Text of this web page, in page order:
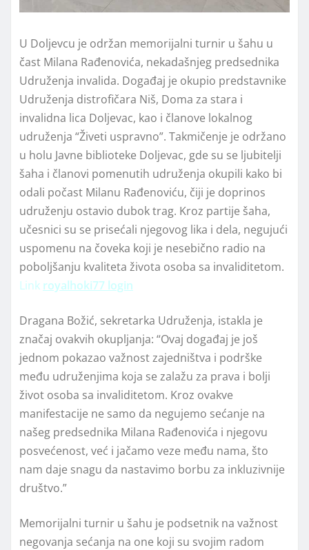
U Doljevcu je održan memorijalni turnir u šahu u
čast Milana Rađenovića, nekadašnjeg predsednika
Udruženja invalida. Događaj je okupio predstavnike
Udruženja distrofičara Niš, Doma za stara i
invalidna lica Doljevac, kao i članove lokalnog
udruženja “Živeti uspravno”. Takmičenje je održano
u holu Javne biblioteke Doljevac, gde su se ljubitelji
šaha i članovi pomenutih udruženja okupili kako bi
odali počast Milanu Rađenoviću, čiji je doprinos
udruženju ostavio dubok trag. Kroz partije šaha,
učesnici su se prisećali njegovog lika i dela, negujući
uspomenu na čoveka koji je nesebično radio na
poboljšanju kvaliteta života osoba sa invaliditetom.
Link royalhoki77 login
Dragana Božić, sekretarka Udruženja, istakla je
značaj ovakvih okupljanja: “Ovaj događaj je još
jednom pokazao važnost zajedništva i podrške
među udruženjima koja se zalažu za prava i bolji
život osoba sa invaliditetom. Kroz ovakve
manifestacije ne samo da negujemo sećanje na
našeg predsednika Milana Rađenovića i njegovu
posvećenost, već i jačamo veze među nama, što
nam daje snagu da nastavimo borbu za inkluzivnije
društvo.”
Memorijalni turnir u šahu je podsetnik na važnost
negovanja sećanja na one koji su svojim radom